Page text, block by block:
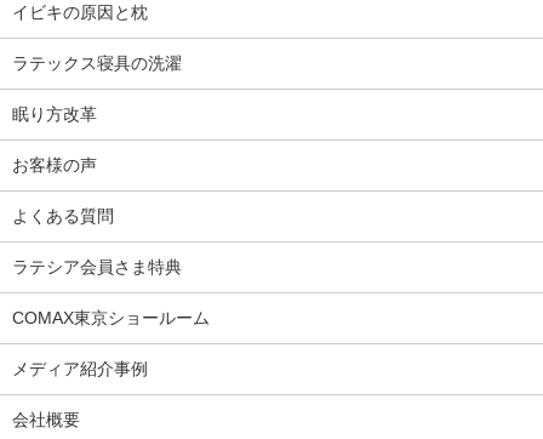
イビキの原因と枕
ラテックス寝具の洗濯
眠り方改革
お客様の声
よくある質問
ラテシア会員さま特典
COMAX東京ショールーム
メディア紹介事例
会社概要